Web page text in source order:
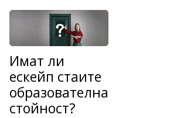
Имат ли
ескейп стаите
образователна
стойност?